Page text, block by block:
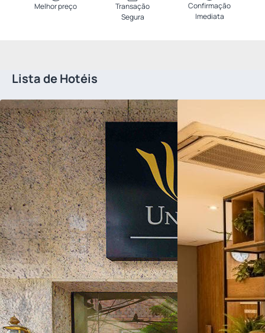
Melhor preço
Transação
Segura
Confirmação
Imediata
Lista de Hotéis